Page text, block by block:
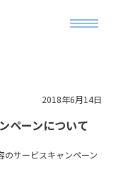
2018年6月14日
ペーンについて
サービスキャンペーン